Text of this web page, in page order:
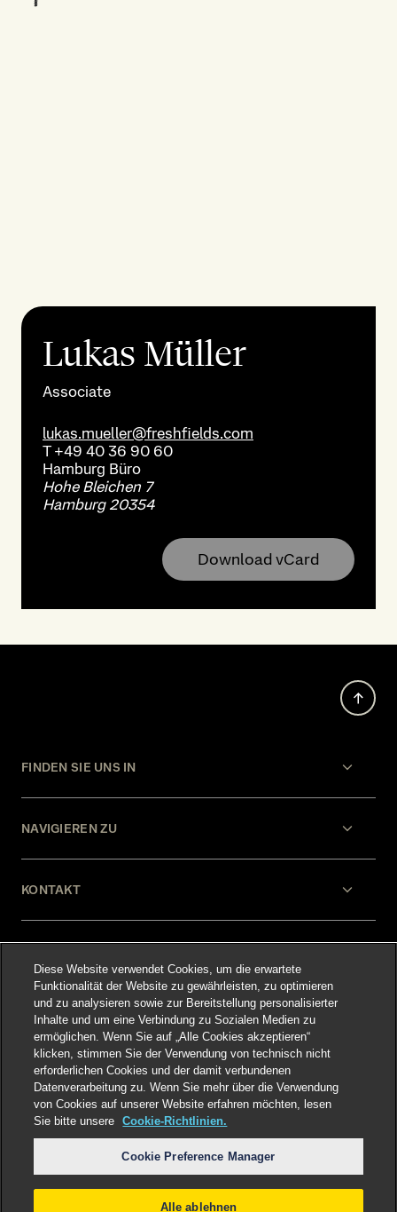
Lukas Müller
Associate
lukas.mueller@freshfields.com
T+49 40 36 90 60
Hamburg Büro
Hohe Bleichen 7
Hamburg 20354
Download vCard
FINDEN SIE UNS IN
NAVIGIEREN ZU
KONTAKT
RECHTLICHES
Select language:
Diese Website verwendet Cookies, um die erwartete
Funktionalität der Website zu gewährleisten, zu optimieren
und zu analysieren sowie zur Bereitstellung personalisierter
Inhalte und um eine Verbindung zu Sozialen Medien zu
ermöglichen. Wenn Sie auf „Alle Cookies akzeptieren“
klicken, stimmen Sie der Verwendung von technisch nicht
erforderlichen Cookies und der damit verbundenen
Datenverarbeitung zu. Wenn Sie mehr über die Verwendung
von Cookies auf unserer Website erfahren möchten, lesen
Sie bitte unsere
Cookie-Richtlinien.
Cookie Preference Manager
Alle ablehnen